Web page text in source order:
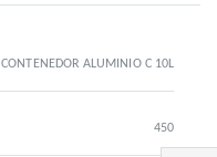
CONTENEDOR ALUMINIO C 10L
450